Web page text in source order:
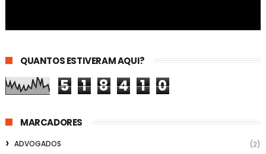
QUANTOS ESTIVERAM AQUI?
5 1 8 4 1 0
MARCADORES
ADVOGADOS
(2)